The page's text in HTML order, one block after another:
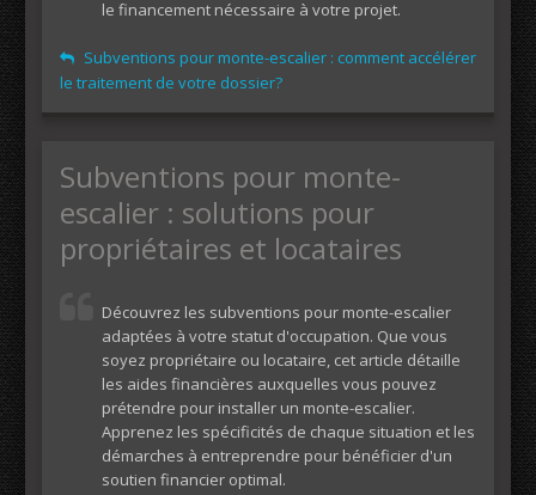
le financement nécessaire à votre projet.
Subventions pour monte-escalier : comment accélérer
le traitement de votre dossier?
Subventions pour monte-
escalier : solutions pour
propriétaires et locataires
Découvrez les subventions pour monte-escalier
adaptées à votre statut d'occupation. Que vous
soyez propriétaire ou locataire, cet article détaille
les aides financières auxquelles vous pouvez
prétendre pour installer un monte-escalier.
Apprenez les spécificités de chaque situation et les
démarches à entreprendre pour bénéficier d'un
soutien financier optimal.